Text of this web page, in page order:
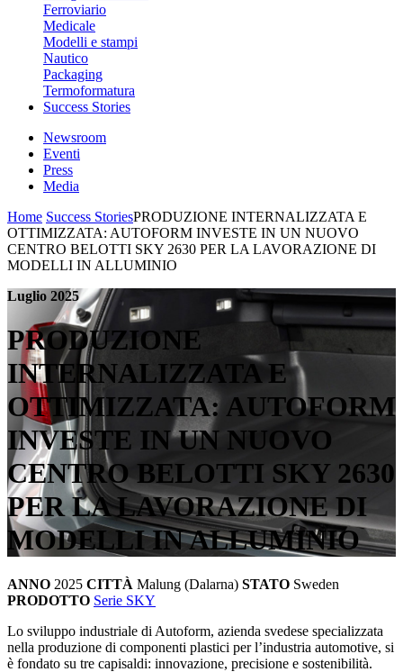
Ferroviario
Medicale
Modelli e stampi
Nautico
Packaging
Termoformatura
Success Stories
Newsroom
Eventi
Press
Media
Home Success StoriesPRODUZIONE INTERNALIZZATA E
OTTIMIZZATA: AUTOFORM INVESTE IN UN NUOVO
CENTRO BELOTTI SKY 2630 PER LA LAVORAZIONE DI
MODELLI IN ALLUMINIO
Luglio 2025
PRODUZIONE
INTERNALIZZATA E
OTTIMIZZATA: AUTOFORM
INVESTE IN UN NUOVO
CENTRO BELOTTI SKY 2630
PER LA LAVORAZIONE DI
MODELLI IN ALLUMINIO
ANNO 2025 CITTÀ Malung (Dalarna) STATO Sweden
PRODOTTO Serie SKY
Lo sviluppo industriale di Autoform, azienda svedese specializzata
nella produzione di componenti plastici per l’industria automotive, si
è fondato su tre capisaldi: innovazione, precisione e sostenibilità.